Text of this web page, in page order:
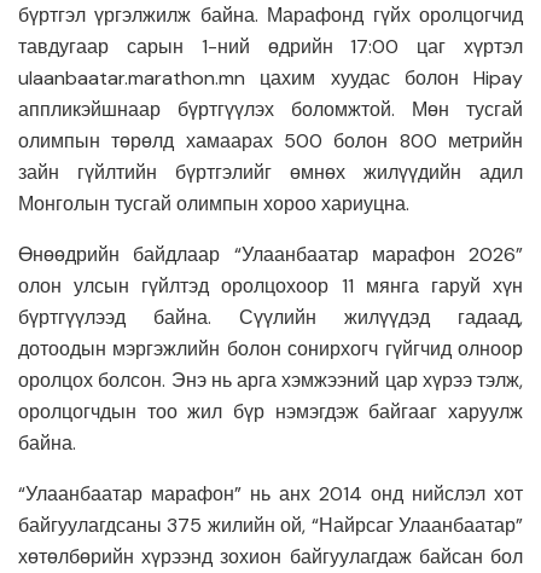
бүртгэл үргэлжилж байна. Марафонд гүйх оролцогчид
тавдугаар сарын 1-ний өдрийн 17:00 цаг хүртэл
ulaanbaatar.marathon.mn цахим хуудас болон Hipay
аппликэйшнаар бүртгүүлэх боломжтой. Мөн тусгай
олимпын төрөлд хамаарах 500 болон 800 метрийн
зайн гүйлтийн бүртгэлийг өмнөх жилүүдийн адил
Монголын тусгай олимпын хороо хариуцна.
Өнөөдрийн байдлаар “Улаанбаатар марафон 2026”
олон улсын гүйлтэд оролцохоор 11 мянга гаруй хүн
бүртгүүлээд байна. Сүүлийн жилүүдэд гадаад,
дотоодын мэргэжлийн болон сонирхогч гүйгчид олноор
оролцох болсон. Энэ нь арга хэмжээний цар хүрээ тэлж,
оролцогчдын тоо жил бүр нэмэгдэж байгааг харуулж
байна.
“Улаанбаатар марафон” нь анх 2014 онд нийслэл хот
байгуулагдсаны 375 жилийн ой, “Найрсаг Улаанбаатар”
хөтөлбөрийн хүрээнд зохион байгуулагдаж байсан бол